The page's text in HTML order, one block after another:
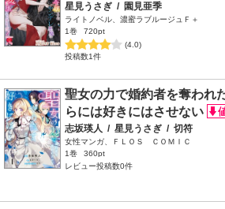
星見うさぎ / 園見亜季
ライトノベル、濃蜜ラブルージュＦ＋
1巻
720pt
(4.0)
投稿数1件
聖女の力で婚約者を奪われ
らには好きにはさせない
志坂瑛人 / 星見うさぎ / 切符
女性マンガ、ＦＬＯＳ ＣＯＭＩＣ
1巻
360pt
レビュー投稿数0件